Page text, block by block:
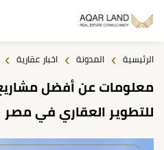
الرئيسية › المدونة › اخبار عقارية ›
معلومات عن أفضل
للتطوير العقاري في مصر